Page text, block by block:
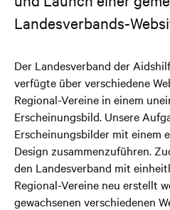
Landesverbands-
Der Landesverband der
verfügte über verschiedene
Regional-Vereine in einem
Erscheinungsbild. Unsere
Erscheinungsbilder mit einem
Design zusammenzuführen.
den Landesverband mit
Regional-Vereine neu erstellt
gewachsenen verschiedenen